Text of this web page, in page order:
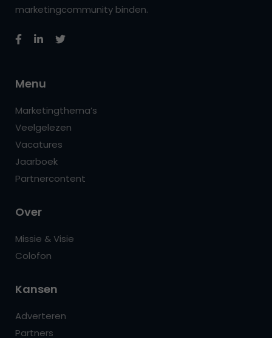
marketingcommunity binden.
Menu
Marketingthema’s
Veelgelezen
Vacatures
Jaarboek
Partnercontent
Over
Missie & Visie
Colofon
Kansen
Adverteren
Partners